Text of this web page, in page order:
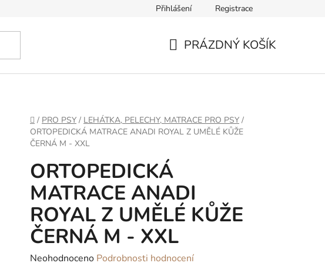
Formulář pro odstoupení od smlouvyPřihlášení Registrace
PRÁZDNÝ KOŠÍK
Domů
/ PRO PSY / LEHÁTKA, PELECHY, MATRACE PRO PSY /
ORTOPEDICKÁ MATRACE ANADI ROYAL Z UMĚLÉ KŮŽE
ČERNÁ M - XXL
ORTOPEDICKÁ
MATRACE ANADI
ROYAL Z UMĚLÉ KŮŽE
ČERNÁ M - XXL
Průměrné
Neohodnoceno Podrobnosti hodnocení